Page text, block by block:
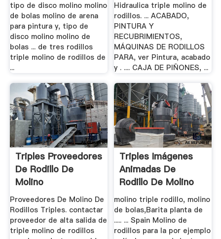
tipo de disco molino molino
de bolas molino de arena
para pintura y, tipo de
disco molino molino de
bolas ... de tres rodillos
triple molino de rodillos de
...
Hidraulica triple molino de
rodillos. ... ACABADO,
PINTURA Y
RECUBRIMIENTOS,
MÁQUINAS DE RODILLOS
PARA, ver Pintura, acabado
y . .... CAJA DE PIÑONES, ...
Triples Proveedores
De Rodillo De
Molino
Proveedores De Molino De
Rodillos Triples. contactar
proveedor de alta salida de
triple molino de rodillos
Triples Imágenes
Animadas De
Rodillo De Molino
molino triple rodillo, molino
de bolas,Barita planta de
..... ... Spain Molino de
rodillos para la por ejemplo